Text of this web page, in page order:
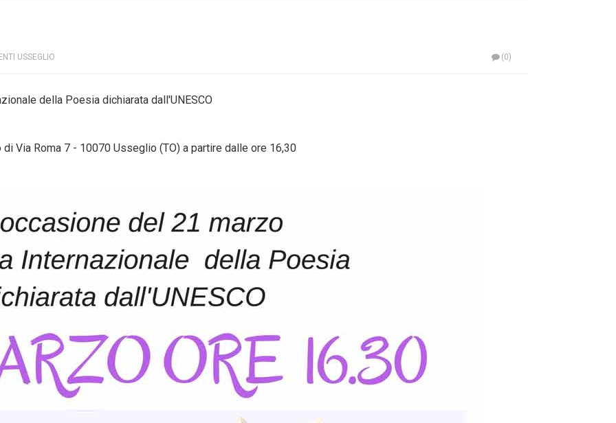
USSEGLIO (0)
della Poesia dichiarata dall'UNESCO
Via Roma 7 - 10070 Usseglio (TO) a partire dalle ore 16,30